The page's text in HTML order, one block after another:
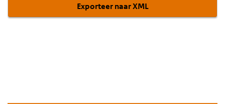
Exporteer naar XML